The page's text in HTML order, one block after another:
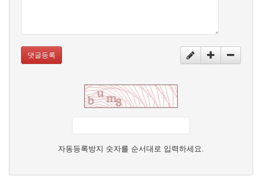
댓글등록
자동등록방지 숫자를 순서대로 입력하세요.